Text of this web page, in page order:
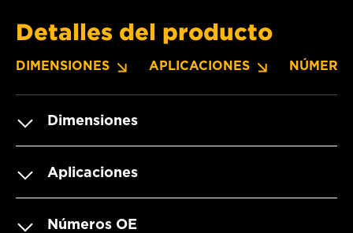
Detalles del producto
DIMENSIONES APLICACIONES
Dimensiones
Aplicaciones
Números OE